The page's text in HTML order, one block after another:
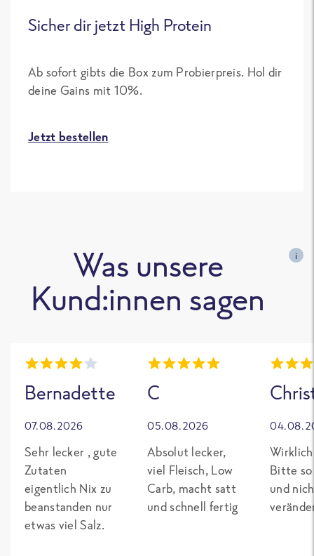
Sicher dir jetzt High Protein
Ab sofort gibts die Box zum Probierpreis. Hol dir
deine Gains mit 10%.
Jetzt bestellen
Was unsere
Kund:innen sagen
i
Bernadette
07.08.2026
Sehr lecker , gute
Zutaten
eigentlich Nix zu
beanstanden nur
etwas viel Salz.
C
05.08.2026
Absolut lecker,
viel Fleisch, Low
Carb, macht satt
und schnell fertig
Bitte so
und